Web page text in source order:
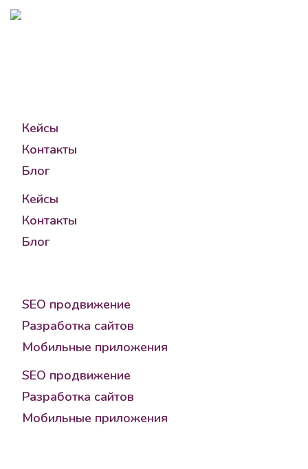
Кейсы
Контакты
Блог
Кейсы
Контакты
Блог
SEO продвижение
Разработка сайтов
Мобильные приложения
SEO продвижение
Разработка сайтов
Мобильные приложения